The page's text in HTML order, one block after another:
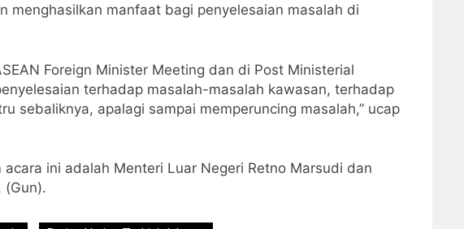
menghasilkan manfaat bagi penyelesaian masalah di
Foreign Minister Meeting dan di Post Ministerial
terhadap masalah-masalah kawasan, terhadap
sebaliknya, apalagi sampai memperuncing masalah,” ucap
ini adalah Menteri Luar Negeri Retno Marsudi dan
(Gun).